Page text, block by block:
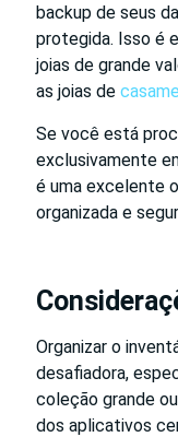
backup de seus
protegida. Isso é
joias de grande
as joias de
Se você está
exclusivamente
é uma excelente
organizada e
Organizar o
desafiadora,
coleção grande
dos aplicativos